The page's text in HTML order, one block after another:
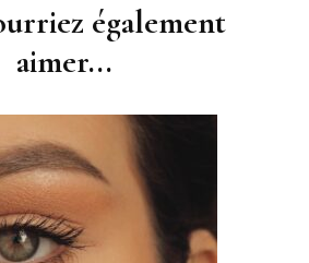
également
aimer...